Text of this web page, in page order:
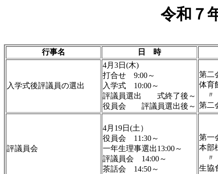
令和７
行事名 日 時
入学式後評議員の選出
4月3日(木)
打合せ 9:00～
入学式 10:00～
評議員選出 式終了後～
役員会 評議員選出後～
第二
体育
第二
評議員会
4月19日(土）
役員会 11:30～
一年生理事選出13:00～
評議員会 14:00～
茶話会 14:50～
第一
本部
生協